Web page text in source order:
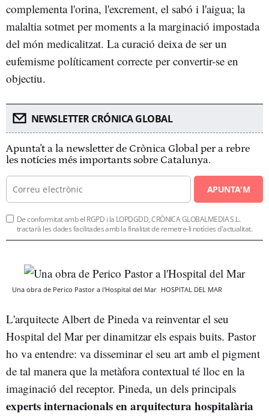
complementa l'orina, l'excrement, el sabó i l'aigua; la
malaltia sotmet per moments a la marginació impostada
del món medicalitzat. La curació deixa de ser un
eufemisme políticament correcte per convertir-se en
objectiu.
NEWSLETTER CRÓNICA GLOBAL
Apunta't a la newsletter de Crònica Global per a rebre
les notícies més importants sobre Catalunya.
APUNTA'M
De conformitat amb el RGPD i la LOPDGDD, CRÒNICA GLOBALMEDIA S.L.
tractarà les dades facilitades amb la finalitat de remetre-li notícies d'actualitat.
Una obra de Perico Pastor a l'Hospital del Mar HOSPITAL DEL MAR
L'arquitecte Albert de Pineda va reinventar el seu
Hospital del Mar per dinamitzar els espais buits. Pastor
ho va entendre: va disseminar el seu art amb el pigment
de tal manera que la metàfora contextual té lloc en la
imaginació del receptor. Pineda, un dels principals
experts internacionals en arquitectura hospitalària